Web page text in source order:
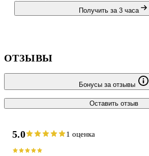
Получить за 3 часа
ОТЗЫВЫ
Бонусы за отзывы
Оставить отзыв
5.0 1 оценка